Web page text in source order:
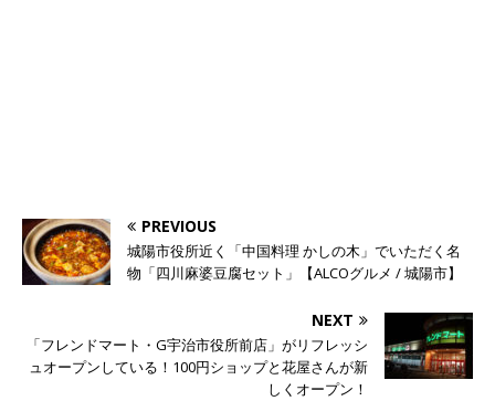
PREVIOUS
城陽市役所近く「中国料理 かしの木」でいただく名
物「四川麻婆豆腐セット」【ALCOグルメ / 城陽市】
NEXT
「フレンドマート・G宇治市役所前店」がリフレッシ
ュオープンしている！100円ショップと花屋さんが新
しくオープン！